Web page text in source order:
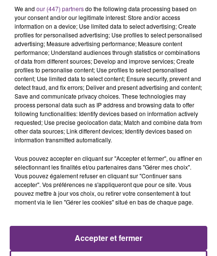
5h04
5h04
JEAN-JACQUES GOLDMAN
On Ira
5h00
5h00
SHAKIRA FEAT. BURNA BOY
Dai Dai
4h57
4h57
PIERRE DE MAERE
Je Pense A Vous
4h54
4h54
ALEX WARREN
We and our (447) partnersdo the following data processing based on
your consent and/or our legitimate interest: Store and/or access
information on a device; Use limited data to select advertising; Create
profiles for personalised advertising; Use profiles to select personalised
advertising; Measure advertising performance; Measure content
performance; Understand audiences through statistics or combinations
of data from different sources; Develop and improve services; Create
profiles to personalise content; Use profiles to select personalised
content; Use limited data to select content; Ensure security, prevent and
detect fraud, and fix errors; Deliver and present advertising and content;
Save and communicate privacy choices. These technologies may
process personal data such as IP address and browsing data to offer
following functionalities: Identify devices based on information actively
requested; Use precise geolocation data; Match and combine data from
other data sources; Link different devices; Identify devices based on
information transmitted automatically.
Vous pouvez accepter en cliquant sur "Accepter et fermer", ou affiner en
sélectionnant les finalités et/ou partenaires dans "Gérer mes choix".
Vous pouvez également refuser en cliquant sur "Continuer sans
accepter". Vos préférences ne s'appliqueront que pour ce site. Vous
pouvez mettre à jour vos choix, ou retirer votre consentement à tout
moment via le lien "Gérer les cookies" situé en bas de chaque page.
Accepter et fermer